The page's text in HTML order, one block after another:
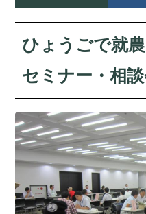
ひょうごで就
セミナー・相